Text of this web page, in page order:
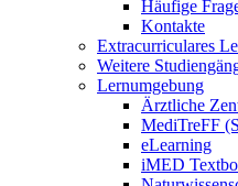
Häufige
Kontakte
Extracurriculares
Weitere
Lernumgebung
Ärztliche
MediTreFF
eLearning
iMED